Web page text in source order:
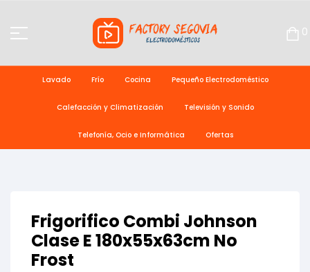
0
Lavado Frío Cocina Pequeño Electrodoméstico
Calefacción y Climatización Televisión y Sonido
Telefonía, Ocio e Informática Ofertas
Frigorifico Combi Johnson
Clase E 180x55x63cm No
Frost